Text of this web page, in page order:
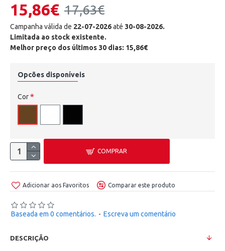
Baseada em 0 comentários. - Escreva um comentário
15,86€ 17,63€
Campanha válida de 22-07-2026até 30-08-2026.
Limitada ao stock existente.
Melhor preço dos últimos 30 dias: 15,86€
Opcões disponíveis
Cor
COMPRAR
Adicionar aos Favoritos Comparar este produto
DESCRIÇÃO